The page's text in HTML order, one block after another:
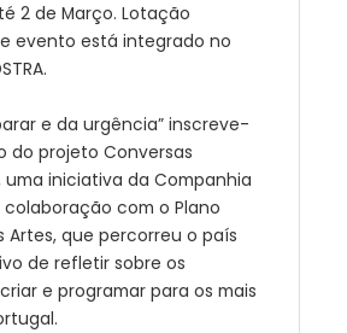
2 de Março. Lotação
evento está integrado no
e da urgência” inscreve-
do projeto Conversas
uma iniciativa da Companhia
com o Plano
Artes, que percorreu o país
de refletir sobre os
e programar para os mais